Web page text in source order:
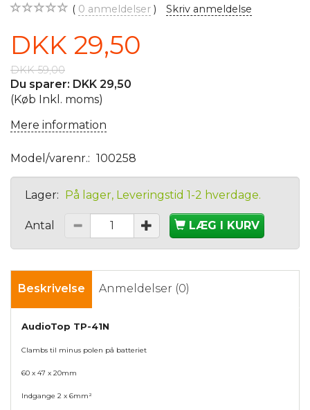
0 anmeldelser Skriv anmeldelse
DKK 29,50
DKK 59,00
Du sparer: DKK 29,50
(Køb Inkl. moms)
Mere information
Model/varenr.: 100258
Lager: På lager, Leveringstid 1-2 hverdage.
Antal LÆG I KURV
Beskrivelse Anmeldelser (0)
AudioTop TP-41N
Clambs til minus polen på batteriet
60 x 47 x 20mm
Indgange 2 x 6mm²